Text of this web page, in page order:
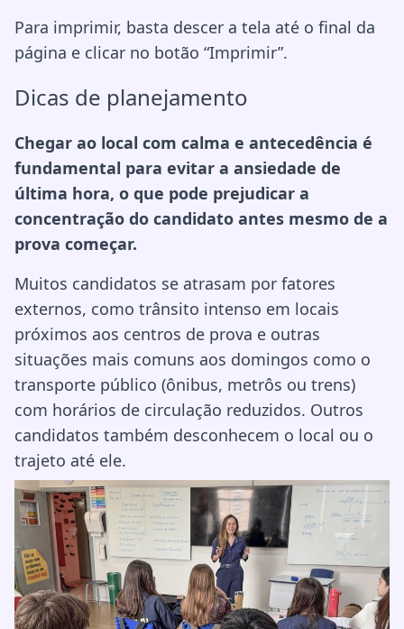
Para imprimir, basta descer a tela até o final da
página e clicar no botão “Imprimir”.
Dicas de planejamento
Chegar ao local com calma e antecedência é
fundamental para evitar a ansiedade de
última hora, o que pode prejudicar a
concentração do candidato antes mesmo de a
prova começar.
Muitos candidatos se atrasam por fatores
externos, como trânsito intenso em locais
próximos aos centros de prova e outras
situações mais comuns aos domingos como o
transporte público (ônibus, metrôs ou trens)
com horários de circulação reduzidos. Outros
candidatos também desconhecem o local ou o
trajeto até ele.